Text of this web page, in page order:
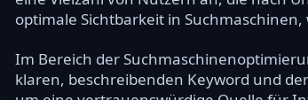
optimale Sichtbarkeit in
Im Bereich der
klaren, beschreibenden Keyword und